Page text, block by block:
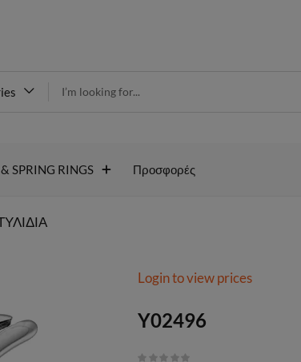
SPRING RINGS Προσφορές
Y02496
Login to view prices
Y02496